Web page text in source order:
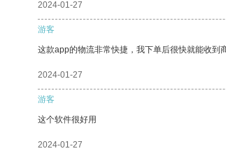
2024-01-27
游客
这款app的物流非常快捷，我下单后很快就能收到商
2024-01-27
游客
这个软件很好用
2024-01-27